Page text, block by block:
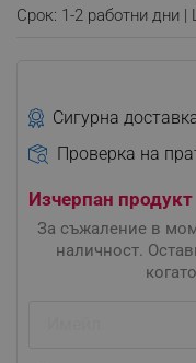
Срок: 1-2 работни дни |
Сигурна
Проверка на
Изчерпан продукт
За съжаление в
наличност.